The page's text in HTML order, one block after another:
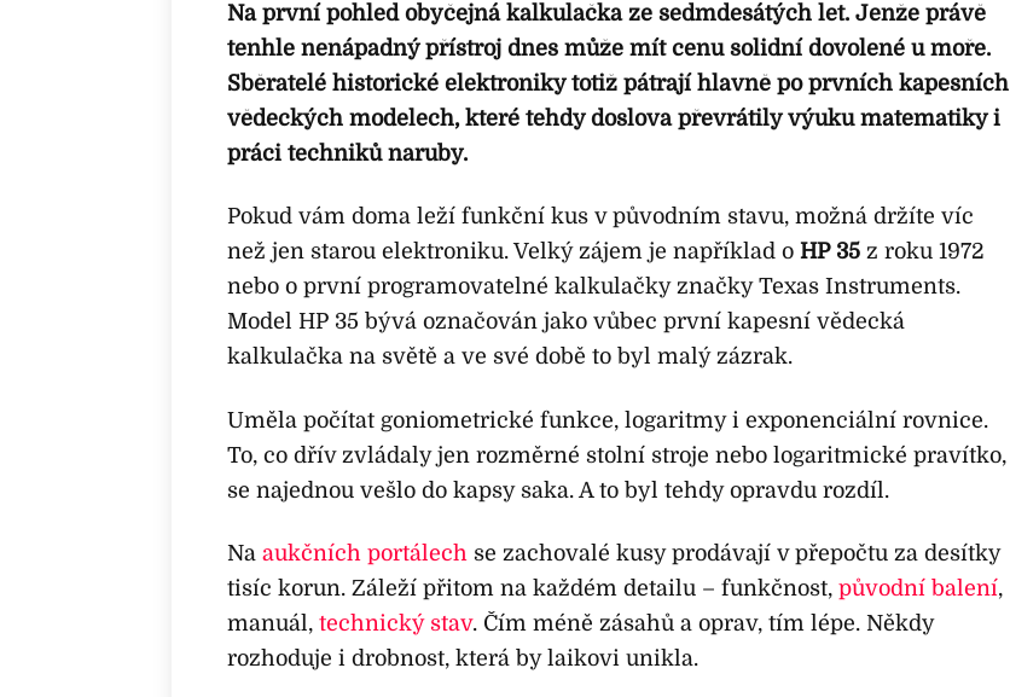
Na první pohled obyčejná kalkulačka ze sedmdesátých let. Jenže právě
tenhle nenápadný přístroj dnes může mít cenu solidní dovolené u moře.
Sběratelé historické elektroniky totiž pátrají hlavně po prvních kapesních
vědeckých modelech, které tehdy doslova převrátily výuku matematiky i
práci techniků naruby.
Pokud vám doma leží funkční kus v původním stavu, možná držíte víc
než jen starou elektroniku. Velký zájem je například o HP 35z roku 1972
nebo o první programovatelné kalkulačky značky Texas Instruments.
Model HP 35 bývá označován jako vůbec první kapesní vědecká
kalkulačka na světě a ve své době to byl malý zázrak.
Uměla počítat goniometrické funkce, logaritmy i exponenciální rovnice.
To, co dřív zvládaly jen rozměrné stolní stroje nebo logaritmické pravítko,
se najednou vešlo do kapsy saka. A to byl tehdy opravdu rozdíl.
Na aukčních portálechse zachovalé kusy prodávají v přepočtu za desítky
tisíc korun. Záleží přitom na každém detailu – funkčnost, původní balení,
manuál, technický stav. Čím méně zásahů a oprav, tím lépe. Někdy
rozhoduje i drobnost, která by laikovi unikla.